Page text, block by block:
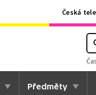
Česká
Předměty